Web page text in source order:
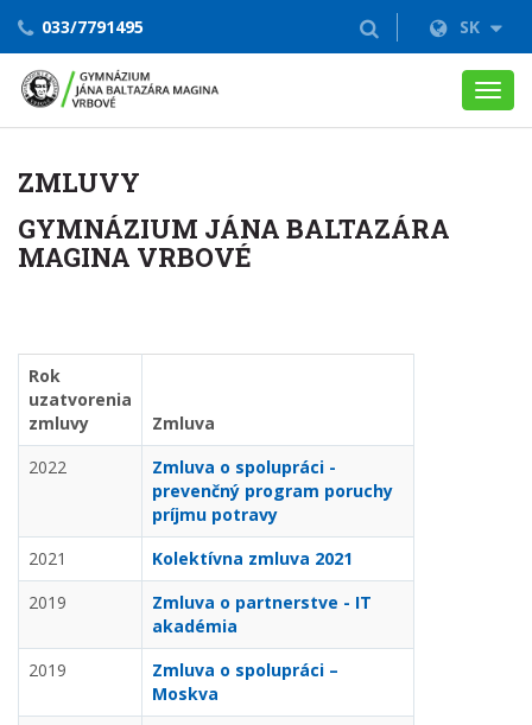
033/7791495 SK
ZMLUVY
GYMNÁZIUM JÁNA BALTAZÁRA
MAGINA VRBOVÉ
Rok
uzatvorenia
zmluvy
Zmluva
2022
Zmluva o spolupráci -
prevenčný program poruchy
príjmu potravy
2021
Kolektívna zmluva 2021
2019
Zmluva o partnerstve - IT
akadémia
2019
Zmluva o spolupráci –
Moskva